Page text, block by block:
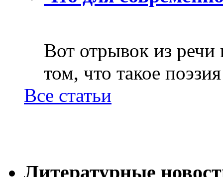
Вот отрывок из
том, что такое
Все статьи
Литературные